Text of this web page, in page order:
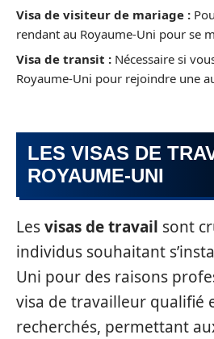
Visa de visiteur de mariage :
rendant au Royaume-Uni pour se
Visa de transit : Nécessaire si
Royaume-Uni pour rejoindre une
LES VISAS DE
ROYAUME-UNI
Lesvisas de travail sont
individus souhaitant
Uni pour des raisons
visa de travailleur qualifié
recherchés, permettant